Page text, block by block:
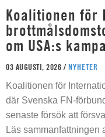
Koalitionen för
om USA:s
03 AUGUSTI, 2026 / NYHETER
Koalitionen för
där Svenska FN-
senaste försök att
Läs sammanfattningen